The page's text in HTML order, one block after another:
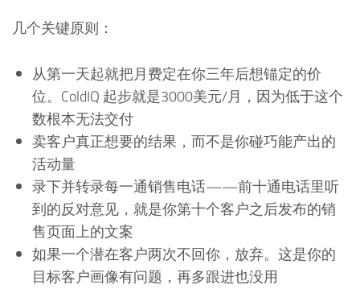
几个关键原则：
从第一天起就把月费定在你三年后想锚定的价
位。ColdIQ 起步就是3000美元/月，因为低于这个
数根本无法交付
卖客户真正想要的结果，而不是你碰巧能产出的
活动量
录下并转录每一通销售电话——前十通电话里听
到的反对意见，就是你第十个客户之后发布的销
售页面上的文案
如果一个潜在客户两次不回你，放弃。这是你的
目标客户画像有问题，再多跟进也没用